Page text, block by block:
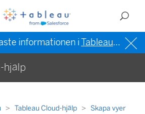
informationen iTableau-hjälpen på engelska (USA)
hjälp
Tableau Cloud-hjälp
Skapa vyer